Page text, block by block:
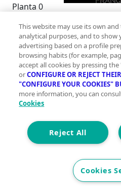
Planta 0
1650
0
0
Et.
Oportunidad ideal para
fácil acceso a la ciudad.~~🔹
superficie~🔹 Ubicado junto
excelente localización~🔹
This website may use its own
analytical purposes, and to show
advertising based on a profile
browsing habits (for example,
accept all cookies by pressing
orCONFIGURE OR REJECT
"CONFIGURE YOUR COOKIES"
more information, you can
Cookies
Reject All
Cookies